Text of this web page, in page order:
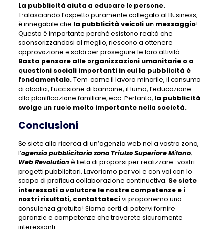
La pubblicità aiuta a educare le persone.
Tralasciando l’aspetto puramente collegato al Business,
è innegabile che la pubblicità veicoli un messaggio!
Questo è importante perchè esistono realtà che
sponsorizzandosi al meglio, riescono a ottenere
approvazione e soldi per proseguire le loro attività.
Basta pensare alle organizzazioni umanitarie o a
questioni sociali importanti in cui la pubblicità è
fondamentale.Temi come il lavoro minorile, il consumo
di alcolici, l’uccisione di bambine, il fumo, l’educazione
alla pianificazione familiare, ecc. Pertanto, la pubblicità
svolge un ruolo molto importante nella società.
Conclusioni
Se siete alla ricerca di un’agenzia web nella vostra zona,
l’agenzia pubblicitaria zona Triulzo Superiore Milano,
Web Revolutionè lieta di proporsi per realizzare i vostri
progetti pubblicitari. Lavoriamo per voi e con voi con lo
scopo di proficua collaborazione continuativa. Se siete
interessati a valutare le nostre competenze e i
nostri risultati, contattatecivi proporremo una
consulenza gratuita! Siamo certi di potervi fornire
garanzie e competenze che troverete sicuramente
interessanti.